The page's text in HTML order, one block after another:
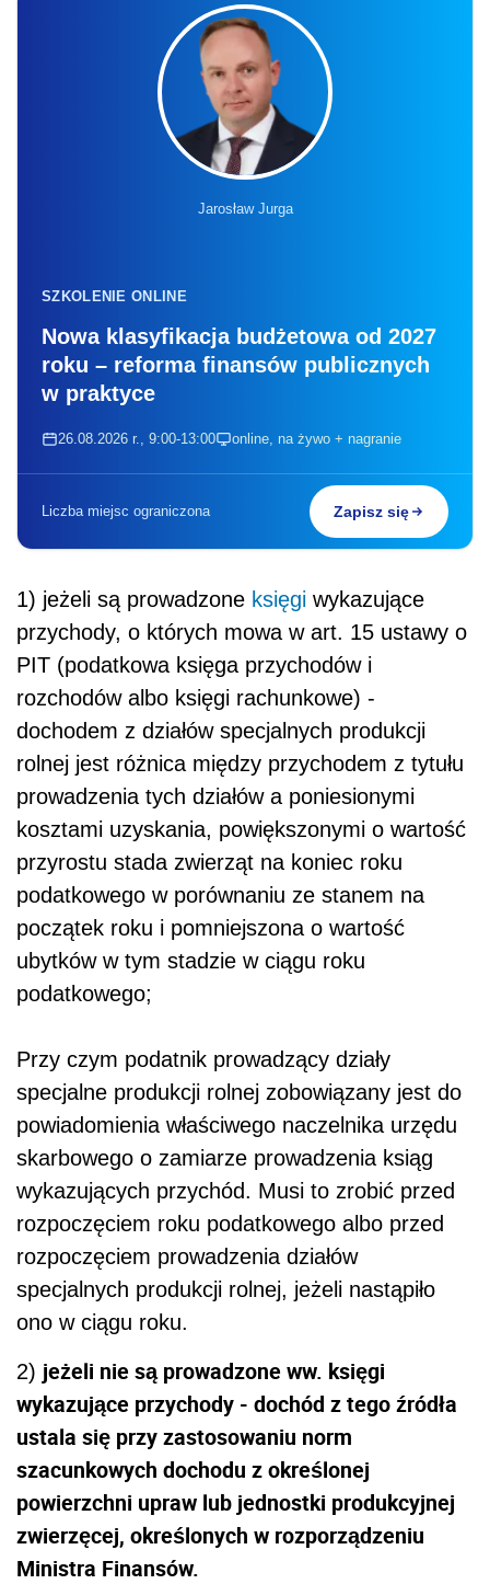
Jarosław Jurga
SZKOLENIE ONLINE
Nowa klasyfikacja budżetowa od 2027
roku – reforma finansów publicznych
w praktyce
26.08.2026 r., 9:00-13:00 online, na żywo + nagranie
Liczba miejsc ograniczona Zapisz się
1) jeżeli są prowadzone księgi wykazujące
przychody, o których mowa w art. 15 ustawy o
PIT (podatkowa księga przychodów i
rozchodów albo księgi rachunkowe) -
dochodem z działów specjalnych produkcji
rolnej jest różnica między przychodem z tytułu
prowadzenia tych działów a poniesionymi
kosztami uzyskania, powiększonymi o wartość
przyrostu stada zwierząt na koniec roku
podatkowego w porównaniu ze stanem na
początek roku i pomniejszona o wartość
ubytków w tym stadzie w ciągu roku
podatkowego;
Przy czym podatnik prowadzący działy
specjalne produkcji rolnej zobowiązany jest do
powiadomienia właściwego naczelnika urzędu
skarbowego o zamiarze prowadzenia ksiąg
wykazujących przychód. Musi to zrobić przed
rozpoczęciem roku podatkowego albo przed
rozpoczęciem prowadzenia działów
specjalnych produkcji rolnej, jeżeli nastąpiło
ono w ciągu roku.
2) jeżeli nie są prowadzone ww. księgi
wykazujące przychody - dochód z tego źródła
ustala się przy zastosowaniu norm
szacunkowych dochodu z określonej
powierzchni upraw lub jednostki produkcyjnej
zwierzęcej, określonych w rozporządzeniu
Ministra Finansów.